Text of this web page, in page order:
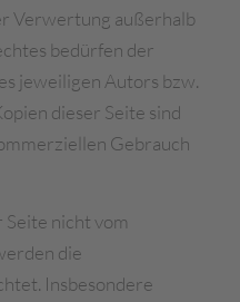
Verwertung außerhalb
bedürfen der
jeweiligen Autors bzw.
dieser Seite sind
Gebrauch
Seite nicht vom
die
Insbesondere